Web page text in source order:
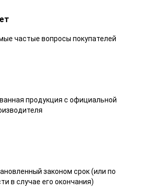
частые вопросы покупателей
продукция с официальной
законом срок (или по
в случае его окончания)